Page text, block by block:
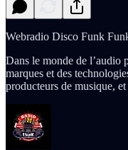
Webradio Disco Funk
Dans le monde de l’audio
marques et des
producteurs de musique,